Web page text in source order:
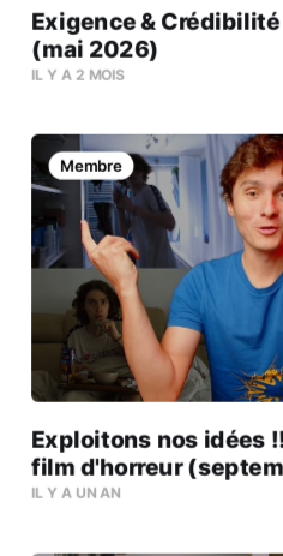
Exigence &
(mai 2026)
IL Y A 2 MOIS
Membre
Exploitons nos idées
film d'horreur
IL Y A UN AN